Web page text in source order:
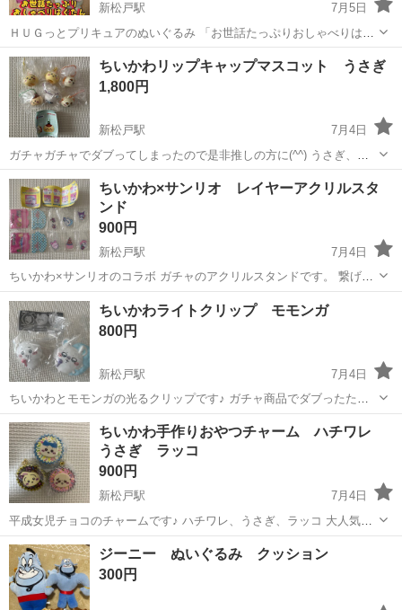
新松戸駅
7月5日
ＨＵＧっとプリキュアのぬいぐるみ 「お世話たっぷりおしゃべりはぐ
たん」 だいぶ使い込んで汚れてますが作動問題無し！電池入れて動き
ます！ 取説＆哺乳瓶＆スプーン＆抱っこひも付属します！ 状態は写真
からご確認ください...
千葉 松戸市 新松戸駅 おもちゃ 商品
ちいかわリップキャップマスコット うさぎ
1,800円
新松戸駅
7月4日
ガチャガチャでダブってしまったので是非推しの方に(^^) うさぎ、モ
モンガ、シーサー、くりまんじゅう 全部で6個です。 バラ売りも可能
新品、未開封 ボールチェーン付きなのでキーホルダーになったり、 リ
ップにもつけられます。
千葉 松戸市 新松戸駅 おもちゃ
ちいかわ×サンリオ レイヤーアクリルスタ
ンド
900円
新松戸駅
7月4日
ちいかわ×サンリオのコラボ ガチャのアクリルスタンドです。 繋げら
れます☆ モモンガ×クロミ カニ×マイメロ
千葉 松戸市 新松戸駅 フィギュア
ちいかわライトクリップ モモンガ
800円
新松戸駅
7月4日
ちいかわとモモンガの光るクリップです♪ ガチャ商品でダブったため
出品しました。
千葉 松戸市 新松戸駅 フィギュア
ちいかわ手作りおやつチャーム ハチワレ
うさぎ ラッコ
900円
新松戸駅
7月4日
平成女児チョコのチャームです♪ ハチワレ、うさぎ、ラッコ 大人気ガ
チャ商品
千葉 松戸市 フィギュア ハチワレ
ジーニー ぬいぐるみ クッション
300円